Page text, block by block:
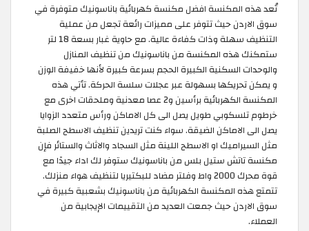
تُعد هذه المكنسة افضل مكنسة كهربائية باناسونيك متوفرة في
سوق الاردن حيث تتوفر على مميزات رائعة تجعل من عملية
التنظيف سهلة وذات كفاءة عالية. مع حاوية غبار بسعة 18 لتر
ستمكنك هذه المكنسة من باناسونيك من تنظيف المنازل
والوحدات السكنية الكبيرة الحجم بسرعة كبيرة لأنها خفيفة الوزن
و يمكن تحريكها بسهولة عبر عجلات سلسة الحركة. تأتي هذه
المكنسة الكهربائية برأسين و2 عصا معدنية وملحقات اخرى مع
خرطوم تلسكوبي طويل يصل الى كل الاماكن ورأس متعدد الزوايا
يصل الى الاماكن الضيقة. سواء كنت تريدين تنظيف الاسطح الصلبة
مثل السيراميك او الاسطح اللينة مثل السجاد والاثاث والستائر فإن
مكنسة تاتش ستيل بلس من باناسونيك ستوفر لك اداء جيدًا مع
قوة محرك 2000 واط وفلتر مضاد للبكتيريا لتنظيف هواء منزلك.
تتمتع هذه المكنسة الكهربائية من باناسونيك بشعبية كبيرة في
سوق الاردن حيث جمعت العديد من التقييمات الإيجابية من
العملاء.